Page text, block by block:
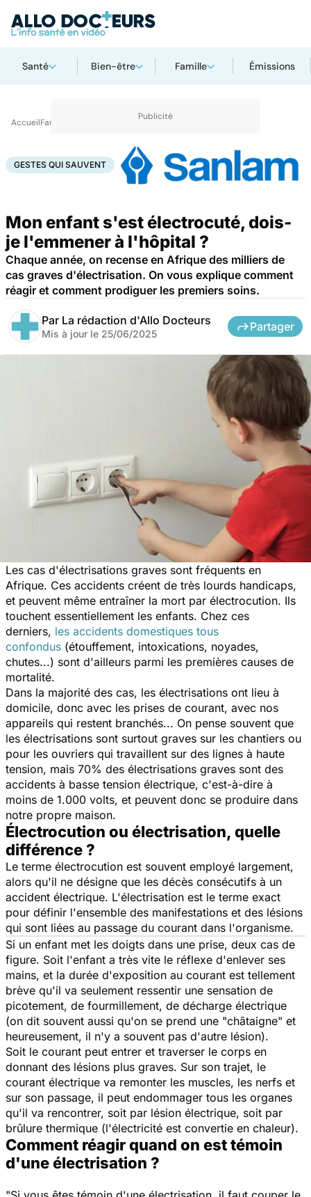
Santé Bien-être Famille Émissions
AccueilFamille Gestes qui sauvent
GESTES QUI SAUVENT
Mon enfant s'est électrocuté, dois-
je l'emmener à l'hôpital ?
Chaque année, on recense en Afrique des milliers de
cas graves d'électrisation. On vous explique comment
réagir et comment prodiguer les premiers soins.
Par La rédaction d'Allo Docteurs
Mis à jour le 25/06/2025
Partager
Les cas d'électrisations graves sont fréquents en
Afrique. Ces accidents créent de très lourds handicaps,
et peuvent même entraîner la mort par électrocution. Ils
touchent essentiellement les enfants. Chez ces
derniers, les accidents domestiques tous
confondus (étouffement, intoxications, noyades,
chutes...) sont d'ailleurs parmi les premières causes de
mortalité.
Dans la majorité des cas, les électrisations ont lieu à
domicile, donc avec les prises de courant, avec nos
appareils qui restent branchés... On pense souvent que
les électrisations sont surtout graves sur les chantiers ou
pour les ouvriers qui travaillent sur des lignes à haute
tension, mais 70% des électrisations graves sont des
accidents à basse tension électrique, c'est-à-dire à
moins de 1.000 volts, et peuvent donc se produire dans
notre propre maison.
Électrocution ou électrisation, quelle
différence ?
Le terme électrocution est souvent employé largement,
alors qu'il ne désigne que les décès consécutifs à un
accident électrique. L'électrisation est le terme exact
pour définir l'ensemble des manifestations et des lésions
qui sont liées au passage du courant dans l'organisme.
Si un enfant met les doigts dans une prise, deux cas de
figure. Soit l'enfant a très vite le réflexe d'enlever ses
mains, et la durée d'exposition au courant est tellement
brève qu'il va seulement ressentir une sensation de
picotement, de fourmillement, de décharge électrique
(on dit souvent aussi qu'on se prend une "châtaigne" et
heureusement, il n'y a souvent pas d'autre lésion).
Soit le courant peut entrer et traverser le corps en
donnant des lésions plus graves. Sur son trajet, le
courant électrique va remonter les muscles, les nerfs et
sur son passage, il peut endommager tous les organes
qu'il va rencontrer, soit par lésion électrique, soit par
brûlure thermique (l'électricité est convertie en chaleur).
Comment réagir quand on est témoin
d'une électrisation ?